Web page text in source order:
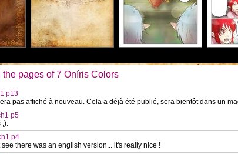
pages of 7 Oníris Colors
p13
pas affiché à nouveau. Cela a déjà été publié, sera bientôt dans un
p5
;).
p4
there was an english version... it's really nice !